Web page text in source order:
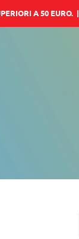
A 50 EURO. |